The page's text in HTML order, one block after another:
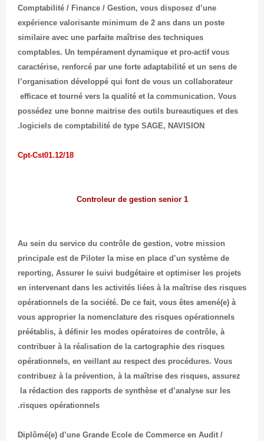
Comptabilité / Finance / Gestion, vous disposez d’une
expérience valorisante minimum de 2 ans dans un poste
similaire avec une parfaite maîtrise des techniques
comptables. Un tempérament dynamique et pro-actif vous
caractérise, renforcé par une forte adaptabilité et un sens de
l’organisation développé qui font de vous un collaborateur
efficace et tourné vers la qualité et la communication. Vous
possédez une bonne maitrise des outils bureautiques et des
logiciels de comptabilité de type SAGE, NAVISION.
Cpt-Cst01.12/18
1 Controleur de gestion senior
Au sein du service du contrôle de gestion, votre mission
principale est de Piloter la mise en place d’un système de
reporting, Assurer le suivi budgétaire et optimiser les projets
en intervenant dans les activités liées à la maîtrise des risques
opérationnels de la société. De ce fait, vous êtes amené(e) à
vous approprier la nomenclature des risques opérationnels
préétablis, à définir les modes opératoires de contrôle, à
contribuer à la réalisation de la cartographie des risques
opérationnels, en veillant au respect des procédures. Vous
contribuez à la prévention, à la maîtrise des risques, assurez
la rédaction des rapports de synthèse et d’analyse sur les
risques opérationnels.
Diplômé(e) d’une Grande Ecole de Commerce en Audit /